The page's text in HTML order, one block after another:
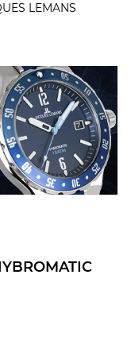
LEMANS